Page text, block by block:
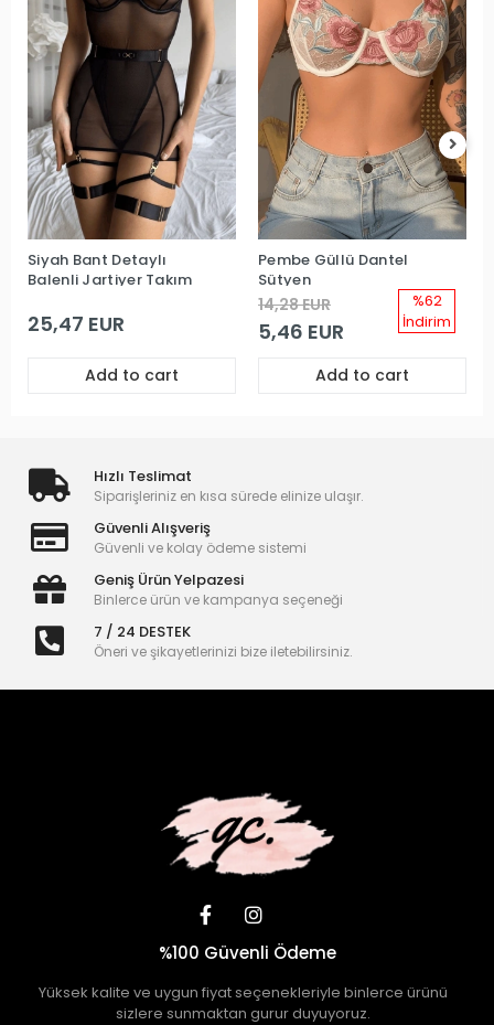
Siyah Bant Detaylı
Balenli Jartiyer Takım
25,47 EUR
Add to cart
%62
İndirim
Pembe Güllü Dantel
Sütyen
14,28 EUR
5,46 EUR
Add to cart
Hızlı Teslimat
Siparişleriniz en kısa sürede elinize ulaşır.
Güvenli Alışveriş
Güvenli ve kolay ödeme sistemi
Geniş Ürün Yelpazesi
Binlerce ürün ve kampanya seçeneği
7 / 24 DESTEK
Öneri ve şikayetlerinizi bize iletebilirsiniz.
%100 Güvenli Ödeme
Yüksek kalite ve uygun fiyat seçenekleriyle binlerce ürünü
sizlere sunmaktan gurur duyuyoruz.